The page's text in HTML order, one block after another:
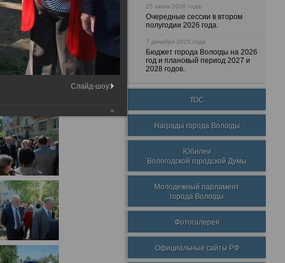
25 июня 2026 года
Очередные сессии в втором
полугодии 2026 года.
7 декабря 2025 года
Бюджет города Вологды на 2026
год и плановый период 2027 и
2028 годов.
ТОС
Награды города Вологды
Юбилеи
Вологодской городской Думы
Молодежный парламент
города Вологды
Фотогалерея
Официальные сайты РФ
Слайд-шоу: